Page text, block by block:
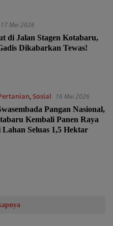
17 Mei 2026
di Jalan Stagen Kotabaru,
Dikabarkan Tewas!
,Sosial
16 Mei 2026
Pangan Nasional,
Kembali Panen Raya
Lahan Seluas 1,5 Hektar